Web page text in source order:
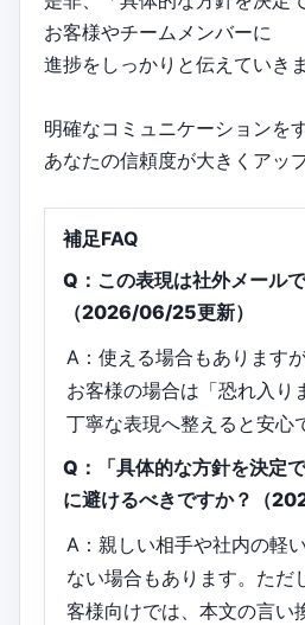
お客様やチームメンバーに
進捗をしっかりと伝えていき
明確なコミュニケーションを
あなたの信頼度が大きくアッ
補足FAQ
Q：この表現は社外メール
（2026/06/25更新）
A：使える場合もあります
お客様の場合は「恐れ入り
丁寧な表現へ整えると安心
Q：「具体的な方針を決定
に避けるべきですか？（
A：親しい相手や社内の軽
ない場合もあります。ただ
客様向けでは、本文の言い